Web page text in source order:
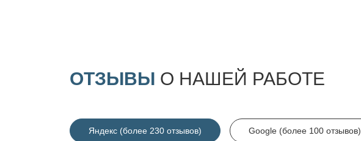
ОТЗЫВЫ О НАШЕЙ РАБОТЕ
Яндекс (более 230 отзывов) Google (более 100 отзывов)